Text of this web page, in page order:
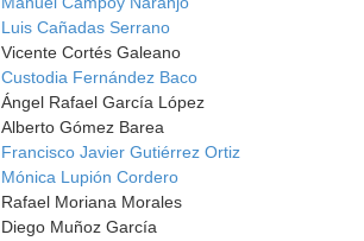
Luis Cañadas Serrano
Vicente Cortés Galeano
Custodia Fernández Baco
Ángel Rafael García López
Alberto Gómez Barea
Francisco Javier Gutiérrez Ortiz
Mónica Lupión Cordero
Rafael Moriana Morales
Diego Muñoz García